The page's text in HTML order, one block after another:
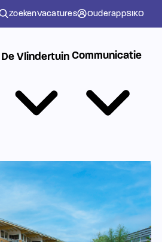
ZoekenVacatures OuderappSIKO
De Vlindertuin Communicatie